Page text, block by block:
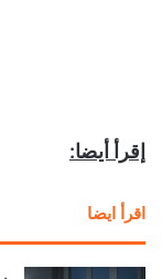
إقرأ أيضا:
اقرأ ايضا